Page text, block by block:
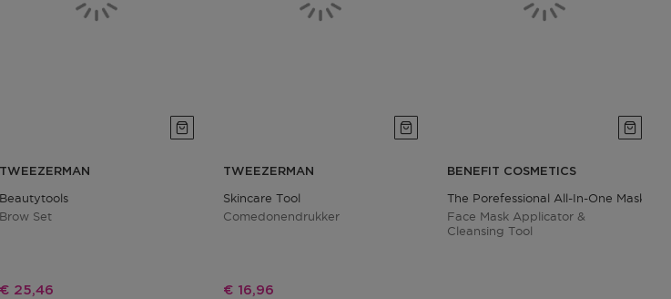
TWEEZERMAN
Beautytools
Brow Set
Kortingsprijs
€ 25,46
TWEEZERMAN
Skincare Tool
Comedonendrukker
Kortingsprijs
€ 16,96
BENEFIT COSMETICS
The Porefessional All-In-One Mask
Face Mask Applicator &
Cleansing Tool